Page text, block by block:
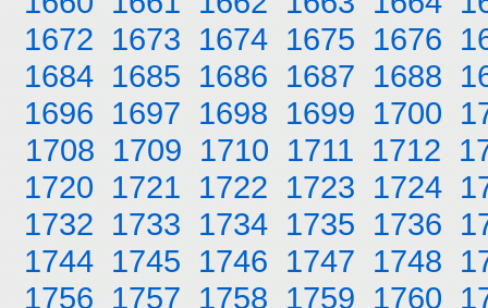
1672 1673 1674 1675 1676
1684 1685 1686 1687 1688
1696 1697 1698 1699 1700
1708 1709 1710 1711 1712
1720 1721 1722 1723 1724
1732 1733 1734 1735 1736
1744 1745 1746 1747 1748
1756 1757 1758 1759 1760